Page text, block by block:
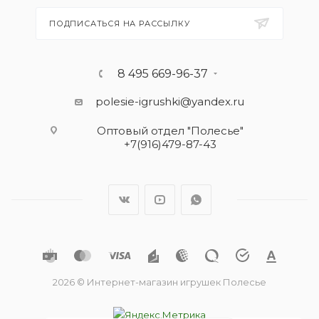
ПОДПИСАТЬСЯ НА РАССЫЛКУ
8 495 669-96-37
polesie-igrushki@yandex.ru
Оптовый отдел "Полесье"
+7(916)479-87-43
2026 © Интернет-магазин игрушек Полесье